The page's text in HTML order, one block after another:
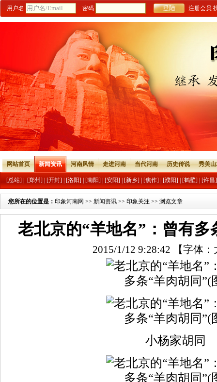
用户名 密码 注册会员
网站首页 新闻资讯 河南风情 走进河南 当代河南 历史传说 秀美
[总站] [郑州] [开封] [洛阳] [南阳] [安阳] [新乡] [焦作] [濮阳] [鹤壁] [许昌]
您所在的位置是： 印象河南网 >> 新闻资讯 >> 印象关注 >> 浏览文章
老北京的“羊地名”：曾有多
2015/1/12 9:28:42 【字体：
小杨家胡同